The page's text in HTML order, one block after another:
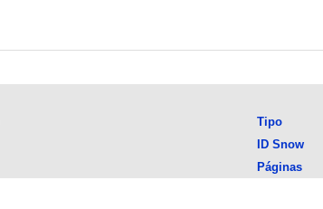
Tipo
ID Snow
Páginas